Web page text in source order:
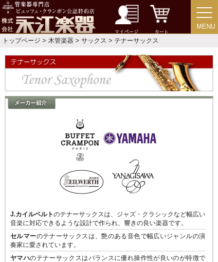
マイページ カート
MENU
MENU
トップページ > 木管楽器 > サックス > テナーサックス
J.カイルベルトのテナーサックスは、ジャズ・クラシックなど幅広い
音楽に対応できるような設計で作られ、響きの良い楽器です。
セルマーのテナーサックスは、艶のある音色で幅広いジャンルの演
奏家に愛されています。
ヤマハのテナーサックスはバランスに優れ操作性が良いのが特徴で
新規会員登録 ログイン・マイページ
よくあるご質問 会社紹介
特定商取引法 プライバシー・ポリシー